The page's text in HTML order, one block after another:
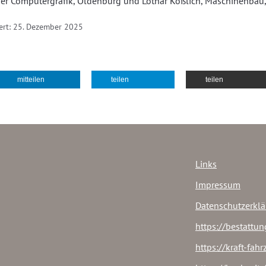
25. Dezember 2025
mitteilen teilen teilen
Links
Impressum
https://
https://kraft-